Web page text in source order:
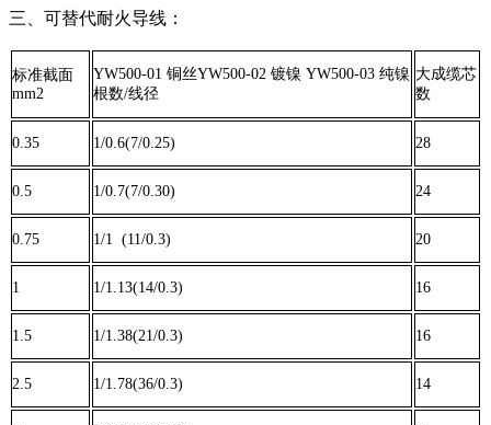
三、可替代耐火导线：
标准截面
mm2
YW500-01 铜丝YW500-02 镀镍 YW500-03 纯镍
根数/线径
大成缆芯
数
0.35 1/0.6(7/0.25) 28
0.5 1/0.7(7/0.30) 24
0.75 1/1 (11/0.3) 20
1 1/1.13(14/0.3) 16
1.5 1/1.38(21/0.3) 16
2.5 1/1.78(36/0.3) 14